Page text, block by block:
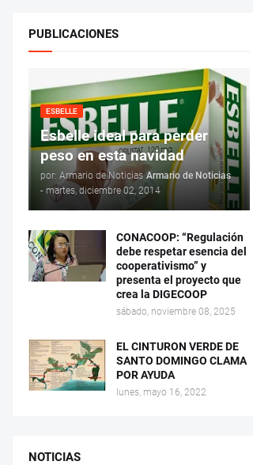
PUBLICACIONES
ESBELLE
Esbelle ideal para perder
peso en esta navidad
por: Armario de Noticias Armario de Noticias
- martes, diciembre 02, 2014
CONACOOP: “Regulación
debe respetar esencia del
cooperativismo” y
presenta el proyecto que
crea la DIGECOOP
sábado, noviembre 08, 2025
EL CINTURON VERDE DE
SANTO DOMINGO CLAMA
POR AYUDA
lunes, mayo 16, 2022
NOTICIAS